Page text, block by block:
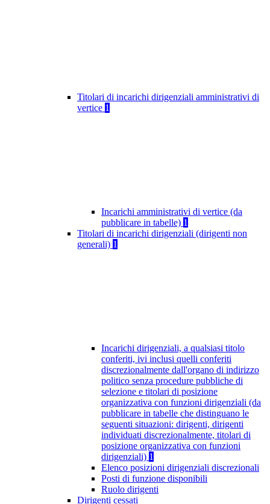
Titolari di incarichi dirigenziali amministrativi di
vertice 1
Incarichi amministrativi di vertice (da
pubblicare in tabelle) 1
Titolari di incarichi dirigenziali (dirigenti non
generali) 1
Incarichi dirigenziali, a qualsiasi titolo
conferiti, ivi inclusi quelli conferiti
discrezionalmente dall'organo di indirizzo
politico senza procedure pubbliche di
selezione e titolari di posizione
organizzativa con funzioni dirigenziali (da
pubblicare in tabelle che distinguano le
seguenti situazioni: dirigenti, dirigenti
individuati discrezionalmente, titolari di
posizione organizzativa con funzioni
dirigenziali) 1
Elenco posizioni dirigenziali discrezionali
Posti di funzione disponibili
Ruolo dirigenti
Dirigenti cessati